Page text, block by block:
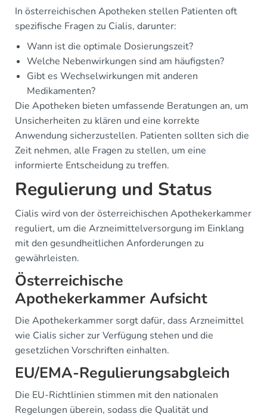
In österreichischen Apotheken stellen Patienten oft
spezifische Fragen zu Cialis, darunter:
Wann ist die optimale Dosierungszeit?
Welche Nebenwirkungen sind am häufigsten?
Gibt es Wechselwirkungen mit anderen
Medikamenten?
Die Apotheken bieten umfassende Beratungen an, um
Unsicherheiten zu klären und eine korrekte
Anwendung sicherzustellen. Patienten sollten sich die
Zeit nehmen, alle Fragen zu stellen, um eine
informierte Entscheidung zu treffen.
Regulierung und Status
Cialis wird von der österreichischen Apothekerkammer
reguliert, um die Arzneimittelversorgung im Einklang
mit den gesundheitlichen Anforderungen zu
gewährleisten.
Österreichische
Apothekerkammer Aufsicht
Die Apothekerkammer sorgt dafür, dass Arzneimittel
wie Cialis sicher zur Verfügung stehen und die
gesetzlichen Vorschriften einhalten.
EU/EMA-Regulierungsabgleich
Die EU-Richtlinien stimmen mit den nationalen
Regelungen überein, sodass die Qualität und